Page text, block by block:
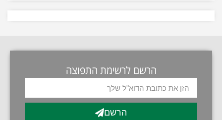
הרשם לרשימת התפוצה
הרשם